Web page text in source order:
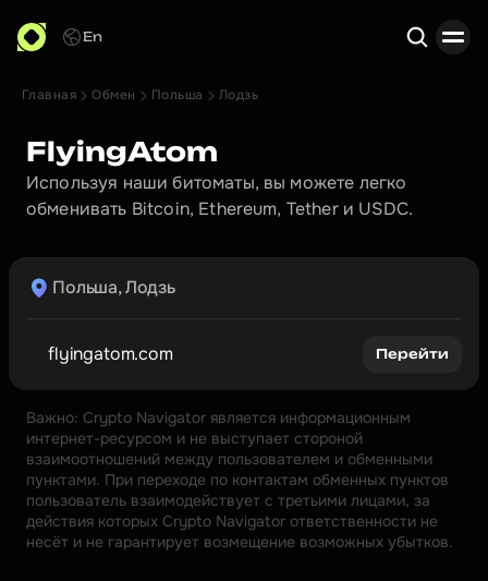
En
Главная Обмен Польша Лодзь
FlyingAtom
Используя наши битоматы, вы можете легко
обменивать Bitcoin, Ethereum, Tether и USDC.
Польша, Лодзь
flyingatom.com Перейти
Важно: Crypto Navigator является информационным
интернет-ресурсом и не выступает стороной
взаимоотношений между пользователем и обменными
пунктами. При переходе по контактам обменных пунктов
пользователь взаимодействует с третьими лицами, за
действия которых Crypto Navigator ответственности не
несёт и не гарантирует возмещение возможных убытков.